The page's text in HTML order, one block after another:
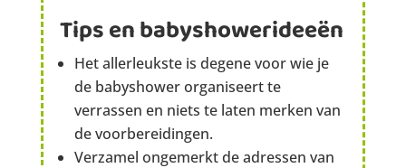
Tips en babyshowerideeën
Het allerleukste is degene voor wie je
de babyshower organiseert te
verrassen en niets te laten merken van
de voorbereidingen.
Verzamel ongemerkt de adressen van